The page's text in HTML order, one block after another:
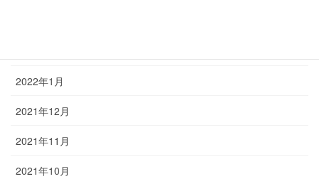
2022年1月
2021年12月
2021年11月
2021年10月